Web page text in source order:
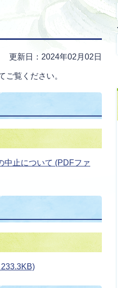
更新日：2024年02月02日
覧ください。
中止について (PDFファ